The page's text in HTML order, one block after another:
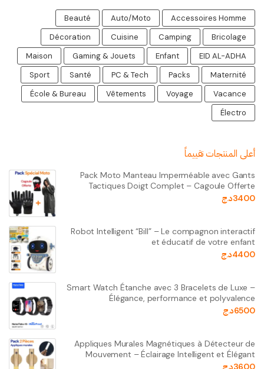
Accessoires Homme
Auto/Moto
Beauté
Bricolage
Camping
Cuisine
Décoration
EID AL-ADHA
Enfant
Gaming & Jouets
Maison
Maternité
Packs
PC & Tech
Santé
Sport
Vacance
Voyage
Vêtements
École & Bureau
Électro
أعلى المنتجات تقييماً
Pack Moto Manteau Imperméable avec Gants
Tactiques Doigt Complet – Cagoule Offerte
3400د.ج
Robot Intelligent “Bill” – Le compagnon interactif
et éducatif de votre enfant
4400د.ج
Smart Watch Étanche avec 3 Bracelets de Luxe –
Élégance, performance et polyvalence
6500د.ج
Appliques Murales Magnétiques à Détecteur de
Mouvement – Éclairage Intelligent et Élégant
3600د.ج